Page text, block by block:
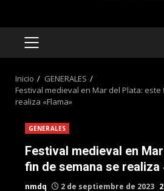
MENÚ
Inicio
GENERALES
Festival medieval en Mar del Plata:
realiza «Flama»
GENERALES
Festival medieval en
fin de semana se realiza
nmdq 2 de septiembre de 2023